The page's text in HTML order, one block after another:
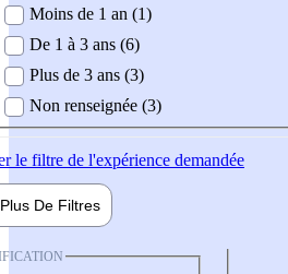
demandée
Moins de 1 an (1)
De 1 à 3 ans (6)
Plus de 3 ans (3)
Non renseignée (3)
le filtre de l'expérience demandée
Plus De Filtres